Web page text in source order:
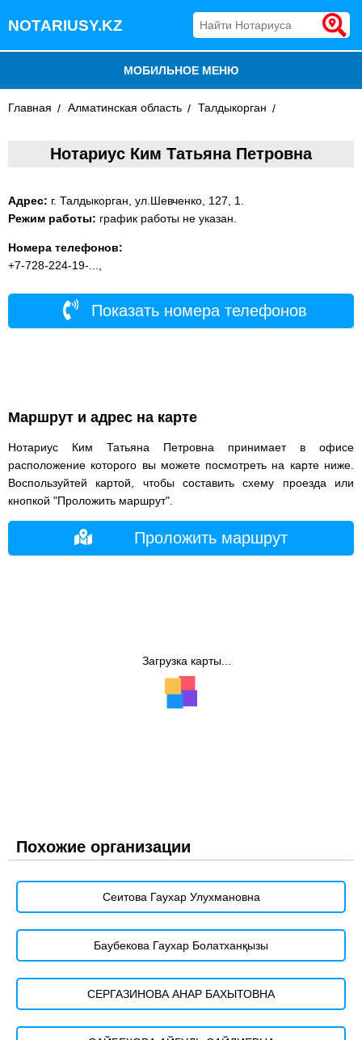
NOTARIUSY.KZ
МОБИЛЬНОЕ МЕНЮ
БЛОГ
ДОБАВИТЬ КОМПАНИЮ
Главная Алматинская область Талдыкорган
Нотариус Ким Татьяна Петровна
Адрес: г. Талдыкорган, ул.Шевченко, 127, 1.
Режим работы: график работы не указан.
Номера телефонов:
+7-728-224-19-...,
Показать номера телефонов
Маршрут и адрес на карте
Нотариус Ким Татьяна Петровна принимает в офисе
расположение которого вы можете посмотреть на карте ниже.
Воспользуйтей картой, чтобы составить схему проезда или
кнопкой "Проложить маршрут".
Проложить маршрут
Загрузка карты...
Похожие организации
Сеитова Гаухар Улухмановна
Баубекова Гаухар Болатханқызы
СЕРГАЗИНОВА АНАР БАХЫТОВНА